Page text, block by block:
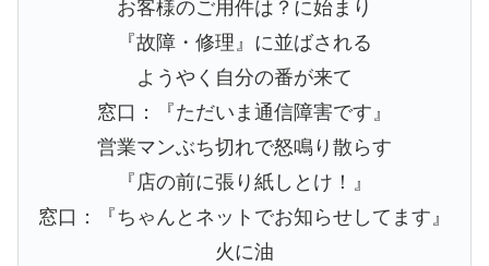
お客様のご用件は？に始まり
『故障・修理』に並ばされる
ようやく自分の番が来て
窓口：『ただいま通信障害です』
営業マンぶち切れで怒鳴り散らす
『店の前に張り紙しとけ！』
窓口：『ちゃんとネットでお知らせしてます』
火に油